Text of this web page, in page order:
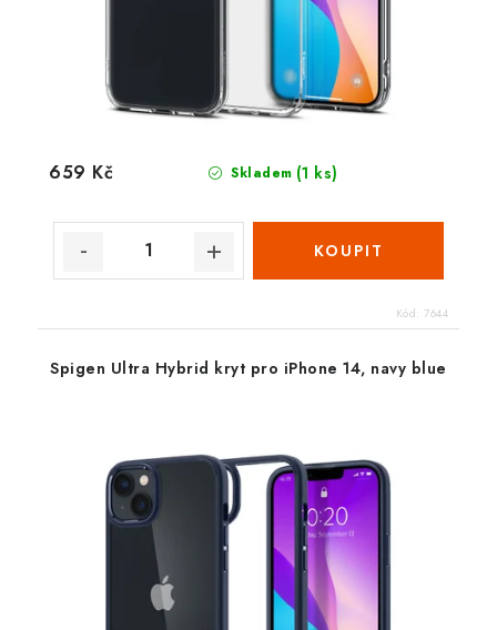
Skladem (1 ks)
659 Kč
Kód: 7644
Spigen Ultra Hybrid kryt pro iPhone 14, navy blue